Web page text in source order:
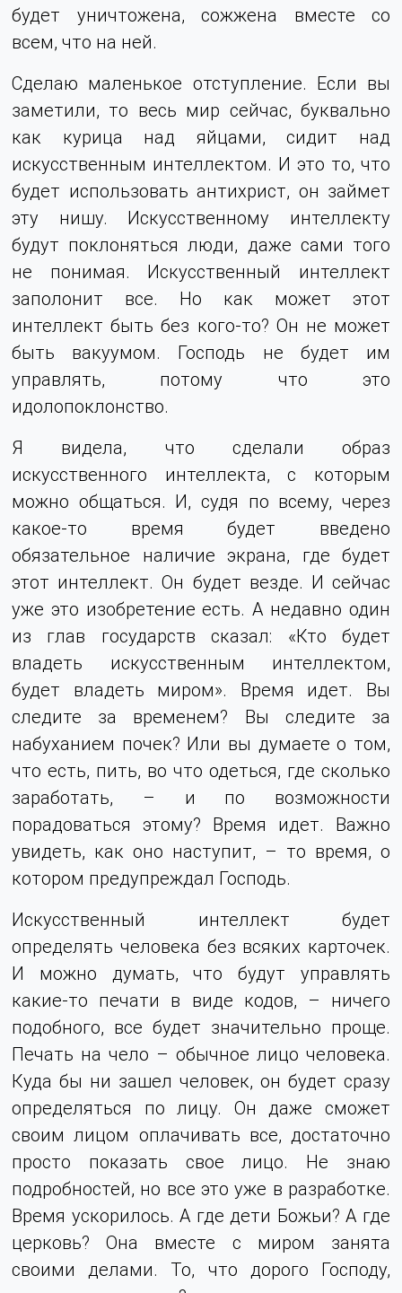
будет уничтожена, сожжена вместе со
всем, что на ней.
Сделаю маленькое отступление. Если вы
заметили, то весь мир сейчас, буквально
как курица над яйцами, сидит над
искусственным интеллектом. И это то, что
будет использовать антихрист, он займет
эту нишу. Искусственному интеллекту
будут поклоняться люди, даже сами того
не понимая. Искусственный интеллект
заполонит все. Но как может этот
интеллект быть без кого-то? Он не может
быть вакуумом. Господь не будет им
управлять, потому что это
идолопоклонство.
Я видела, что сделали образ
искусственного интеллекта, с которым
можно общаться. И, судя по всему, через
какое-то время будет введено
обязательное наличие экрана, где будет
этот интеллект. Он будет везде. И сейчас
уже это изобретение есть. А недавно один
из глав государств сказал: «Кто будет
владеть искусственным интеллектом,
будет владеть миром». Время идет. Вы
следите за временем? Вы следите за
набуханием почек? Или вы думаете о том,
что есть, пить, во что одеться, где сколько
заработать, – и по возможности
порадоваться этому? Время идет. Важно
увидеть, как оно наступит, – то время, о
котором предупреждал Господь.
Искусственный интеллект будет
определять человека без всяких карточек.
И можно думать, что будут управлять
какие-то печати в виде кодов, – ничего
подобного, все будет значительно проще.
Печать на чело – обычное лицо человека.
Куда бы ни зашел человек, он будет сразу
определяться по лицу. Он даже сможет
своим лицом оплачивать все, достаточно
просто показать свое лицо. Не знаю
подробностей, но все это уже в разработке.
Время ускорилось. А где дети Божьи? А где
церковь? Она вместе с миром занята
своими делами. То, что дорого Господу,